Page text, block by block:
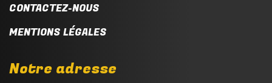
CONTACTEZ-NOUS
MENTIONS LÉGALES
Notre adresse